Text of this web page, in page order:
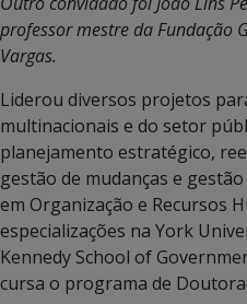
professor mestre da Fundação
Vargas.
Liderou diversos projetos
multinacionais e do setor
planejamento estratégico,
gestão de mudanças e
em Organização e Recursos
especializações na York
Kennedy School of
cursa o programa de